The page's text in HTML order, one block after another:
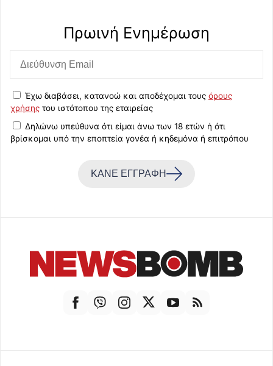
Πρωινή Eνημέρωση
Έχω διαβάσει, κατανοώ και αποδέχομαι τους όρους
χρήσης του ιστότοπου της εταιρείας
Δηλώνω υπεύθυνα ότι είμαι άνω των 18 ετών ή ότι
βρίσκομαι υπό την εποπτεία γονέα ή κηδεμόνα ή επιτρόπου
ΚΑΝΕ ΕΓΓΡΑΦΗ